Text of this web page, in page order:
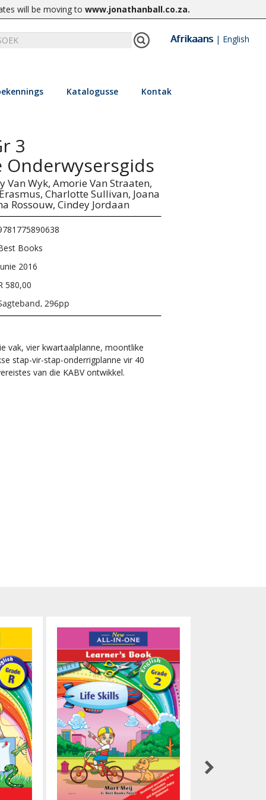
will be moving to www.jonathanball.co.za.
Afrikaans| English
Katalogusse Kontak
3
Onderwysersgids
Van Wyk, Amorie Van Straaten,
Charlotte Sullivan, Joana
Rossouw, Cindey Jordaan
Books
2016
580,00
296pp
vak, vier kwartaalplanne, moontlike
stap-vir-stap-onderrigplanne vir 40
van die KABV ontwikkel.